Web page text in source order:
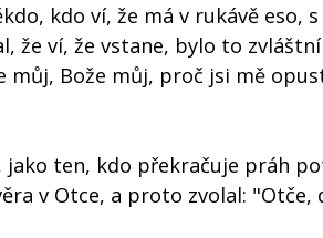
kdo ví, že má v rukávě eso,
že ví, že vstane, bylo to
můj, Bože můj, proč jsi mě
ten, kdo překračuje práh
v Otce, a proto zvolal: